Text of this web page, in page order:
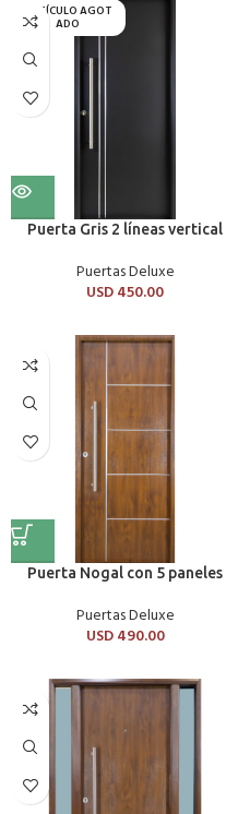
ARTÍCULO AGOT
ADO
Puerta Gris 2 líneas vertical
Puertas Deluxe
USD450.00
Puerta Nogal con 5 paneles
Puertas Deluxe
USD490.00